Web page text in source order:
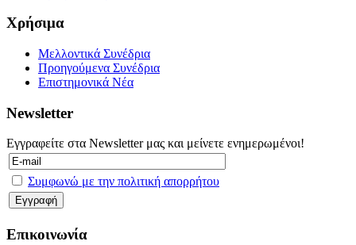
Χρήσιμα
Μελλοντικά Συνέδρια
Προηγούμενα Συνέδρια
Επιστημονικά Νέα
Newsletter
Εγγραφείτε στα Newsletter μας και μείνετε ενημερωμένοι!
Συμφωνώ με την πολιτική απορρήτου
Επικοινωνία